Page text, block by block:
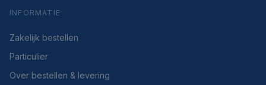
INFORMATIE
Zakelijk bestellen
Particulier
Over bestellen & levering